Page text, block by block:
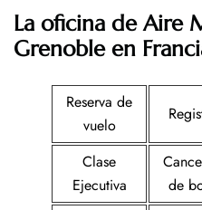
La oficina de Aire
Grenoble en
Reserva de
vuelo
Clase
Ejecutiva
de